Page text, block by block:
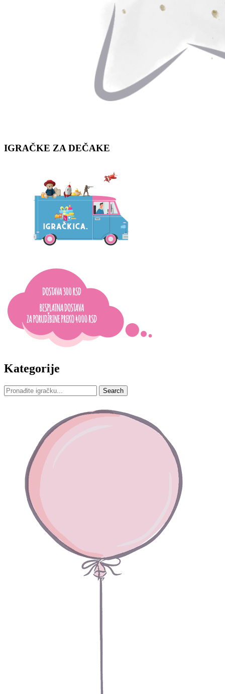
IGRAČKE ZA DEČAKE
Kategorije
Search